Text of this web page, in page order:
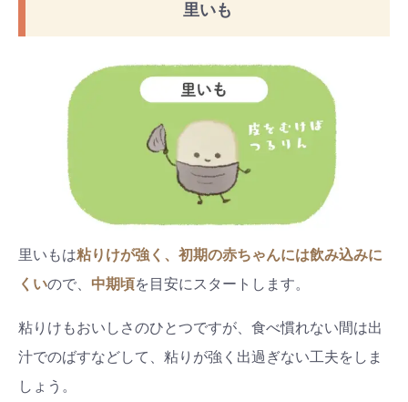
里いも
里いもは粘りけが強く、初期の赤ちゃんには飲み込みに
くいので、 中期頃を目安にスタートします。
粘りけもおいしさのひとつですが、食べ慣れない間は出
汁でのばすなどして、粘りが強く出過ぎない工夫をしま
しょう。
検索
プレゼント&
妊娠&出産 子育て